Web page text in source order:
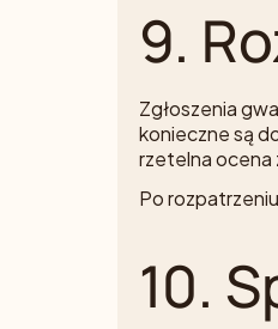
9.
Zgłoszenia
konieczne są
rzetelna ocena
Po
10.